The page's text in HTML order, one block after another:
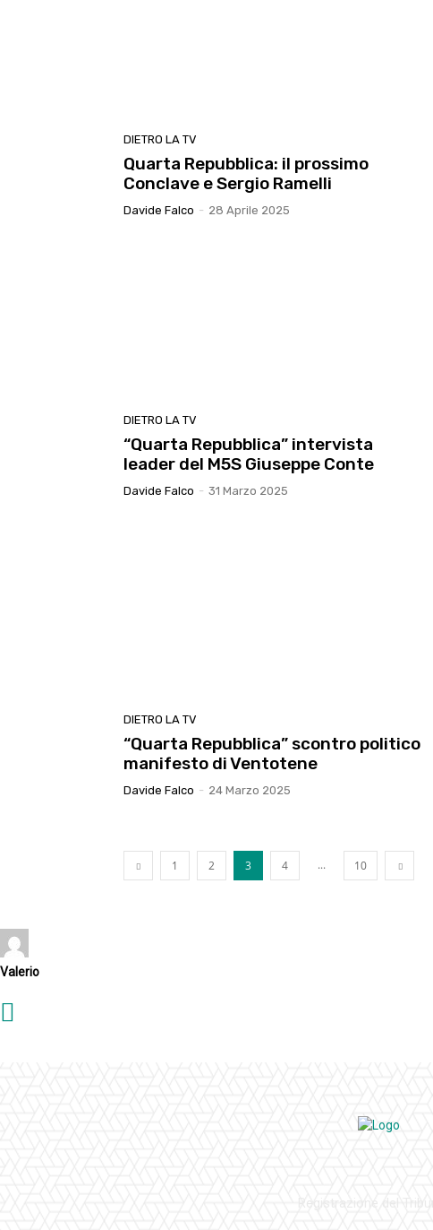
DIETRO LA TV
Quarta Repubblica: il prossimo
Conclave e Sergio Ramelli
Davide Falco - 28 Aprile 2025
DIETRO LA TV
“Quarta Repubblica” intervista
leader del M5S Giuseppe Conte
Davide Falco - 31 Marzo 2025
DIETRO LA TV
“Quarta Repubblica” scontro politico
manifesto di Ventotene
Davide Falco - 24 Marzo 2025
1 2 3 4 ... 10
Valerio